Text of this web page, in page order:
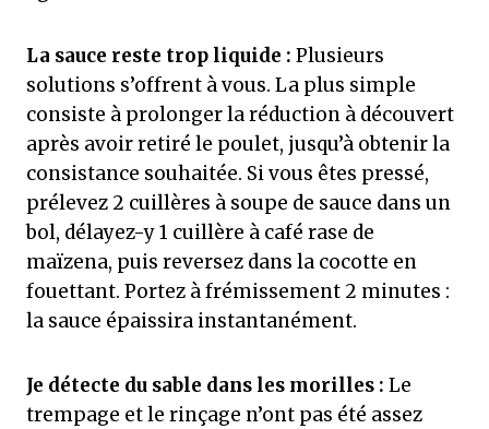
La sauce reste trop liquide : Plusieurs
solutions s’offrent à vous. La plus simple
consiste à prolonger la réduction à découvert
après avoir retiré le poulet, jusqu’à obtenir la
consistance souhaitée. Si vous êtes pressé,
prélevez 2 cuillères à soupe de sauce dans un
bol, délayez-y 1 cuillère à café rase de
maïzena, puis reversez dans la cocotte en
fouettant. Portez à frémissement 2 minutes :
la sauce épaissira instantanément.
Je détecte du sable dans les morilles : Le
trempage et le rinçage n’ont pas été assez